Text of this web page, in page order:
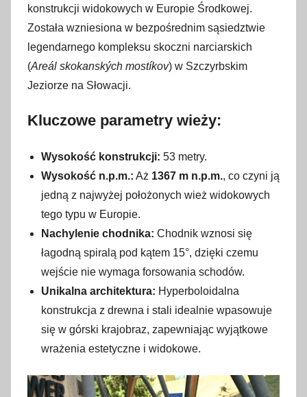
konstrukcji widokowych w Europie Środkowej.
Została wzniesiona w bezpośrednim sąsiedztwie
legendarnego kompleksu skoczni narciarskich
(Areál skokanských mostíkov) w Szczyrbskim
Jeziorze na Słowacji.
Kluczowe parametry wieży:
Wysokość konstrukcji: 53 metry.
Wysokość n.p.m.: Aż 1367 m n.p.m., co czyni ją
jedną z najwyżej położonych wież widokowych
tego typu w Europie.
Nachylenie chodnika: Chodnik wznosi się
łagodną spiralą pod kątem 15°, dzięki czemu
wejście nie wymaga forsowania schodów.
Unikalna architektura: Hyperboloidalna
konstrukcja z drewna i stali idealnie wpasowuje
się w górski krajobraz, zapewniając wyjątkowe
wrażenia estetyczne i widokowe.